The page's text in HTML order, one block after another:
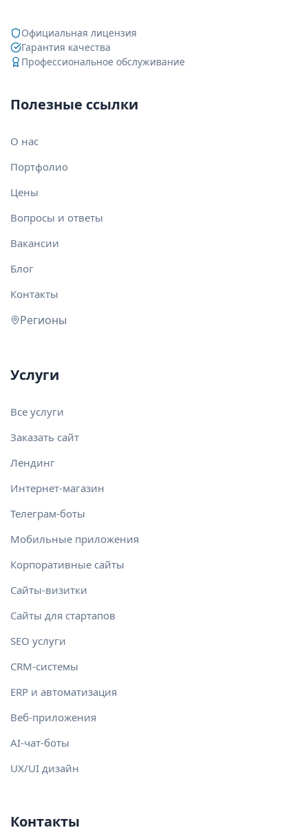
Официальная лицензия
Гарантия качества
Профессиональное обслуживание
Полезные ссылки
О нас
Портфолио
Цены
Вопросы и ответы
Вакансии
Блог
Контакты
Регионы
Услуги
Все услуги
Заказать сайт
Лендинг
Интернет-магазин
Телеграм-боты
Мобильные приложения
Корпоративные сайты
Сайты-визитки
Сайты для стартапов
SEO услуги
CRM-системы
ERP и автоматизация
Веб-приложения
AI-чат-боты
UX/UI дизайн
Контакты